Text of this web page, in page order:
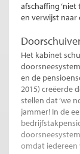
afschaffing
en verwijst naar
Het kabinet
en de
2015) creëerde
stellen dat ‘we
jammer! In de
omdat iedereen